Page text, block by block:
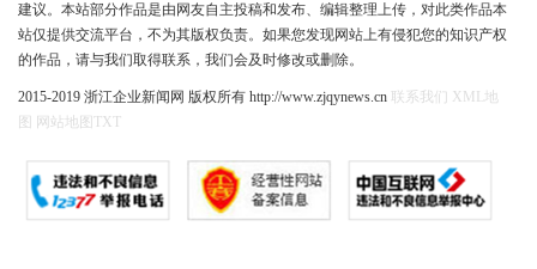
建议。本站部分作品是由网友自主投稿和发布、编辑整理上传，对此类作品本
站仅提供交流平台，不为其版权负责。如果您发现网站上有侵犯您的知识产权
的作品，请与我们取得联系，我们会及时修改或删除。
2015-2019 浙江企业新闻网 版权所有 http://www.zjqynews.cn 联系我们
XML地
图
网站地图 TXT